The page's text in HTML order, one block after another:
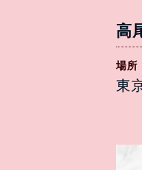
高
場所
東